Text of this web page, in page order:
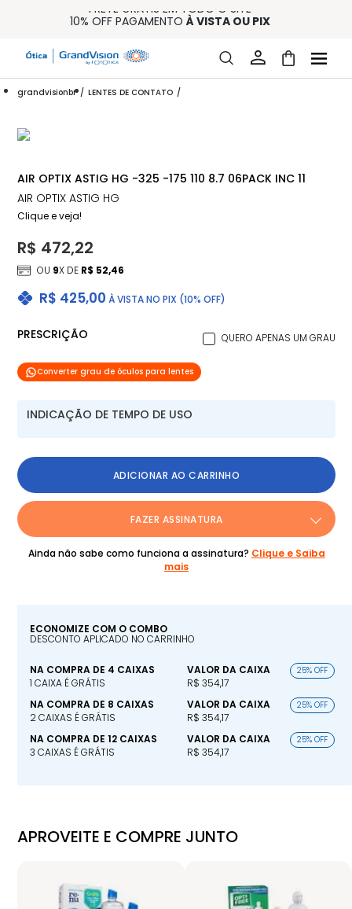
FRETE GRÁTIS EM TODO O SITE
10% OFF PAGAMENTO À VISTA OU PIX
15% OFF NA PRIMEIRA COMPRA (CONSULTE REGULAMENTO)
32% OFF NO COMBO - CONS. REG.
grandvisionbr LENTES DE CONTATO
AIR OPTIX ASTIG HG -325 -175 110 8.7 06PACK INC 11
AIR OPTIX ASTIG HG
Clique e veja!
R$ 425,00 À VISTA NO PIX (10% OFF)
R$ 472,22
OU 9X DE R$ 52,46
PRESCRIÇÃO QUERO APENAS UM GRAU
Converter grau de óculos para lentes
INDICAÇÃO DE TEMPO DE USO
ADICIONAR AO CARRINHO
FAZER ASSINATURA
Ainda não sabe como funciona a assinatura? Clique e Saiba
mais
ECONOMIZE COM O COMBO
DESCONTO APLICADO NO CARRINHO
NA COMPRA DE 4 CAIXAS
1 CAIXA É GRÁTIS
VALOR DA CAIXA
R$ 354,17
25% OFF
NA COMPRA DE 8 CAIXAS
2 CAIXAS É GRÁTIS
VALOR DA CAIXA
R$ 354,17
25% OFF
NA COMPRA DE 12 CAIXAS
3 CAIXAS É GRÁTIS
VALOR DA CAIXA
R$ 354,17
25% OFF
APROVEITE E COMPRE JUNTO